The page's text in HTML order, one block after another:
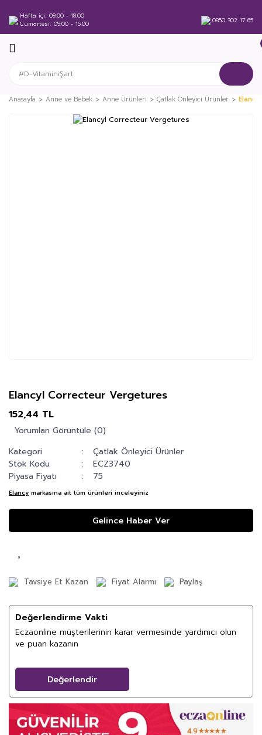
Hafta içi 09:00 - 18:00
Cumartesi 09:00 - 15:00 0850 302 17 65
Anasayfa Anne ve Bebek Anne Ürünleri Çatlak Önleyici Ürünler
Elancyl Correcteur Vergetures
152,44 TL
Yorumları Görüntüle (0)
Kategori
Çatlak Önleyici Ürünler
Stok Kodu
ECZ3740
Piyasa Fiyatı
75
Elancy markasına ait tüm ürünleri inceleyiniz
Gelince Haber Ver
Tavsiye Et Kazan Fiyat Alarmı Paylaş
Değerlendirme Vakti
Eczaonline müşterilerinin karar vermesinde yardımcı olun
ve puan kazanın
Değerlendir